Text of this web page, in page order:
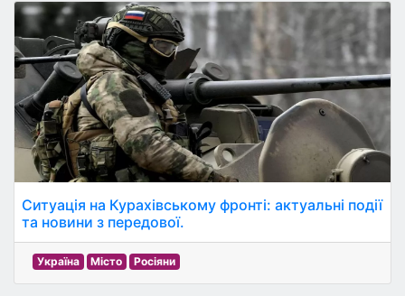
Ситуація на Курахівському фронті: актуальні події
та новини з передової.
Україна Місто Росіяни